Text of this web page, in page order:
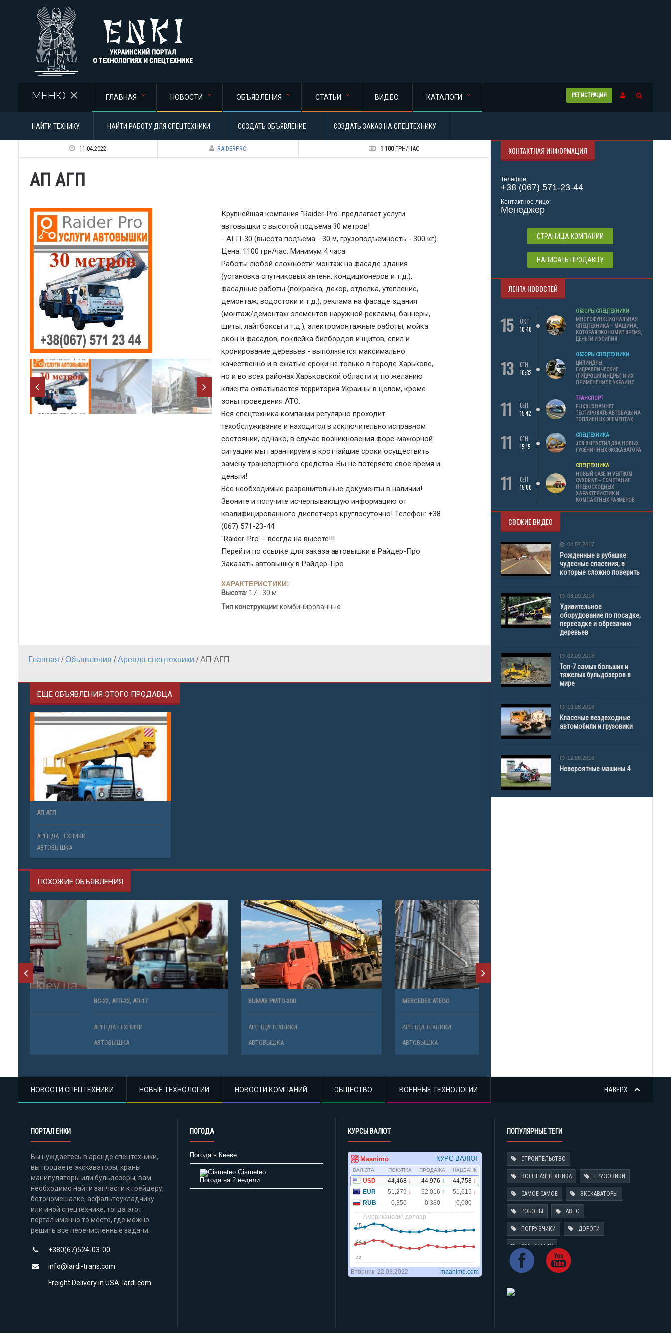
РЕГИСТРАЦИЯ
МЕНЮ ГЛАВНАЯ НОВОСТИ ОБЪЯВЛЕНИЯ СТАТЬИ ВИДЕО КАТАЛОГИ
НАЙТИ ТЕХНИКУ НАЙТИ РАБОТУ ДЛЯ СПЕЦТЕХНИКИ СОЗДАТЬ ОБЪЯВЛЕНИЕ СОЗДАТЬ ЗАКАЗ НА СПЕЦТЕХНИКУ
11.04.2022 RAIDERPRO 1 100 ГРН/ЧАС
АП АГП
Крупнейшая компания "Raider-Pro" предлагает услуги
автовышки с высотой подъема 30 метров!
- АГП-30 (высота подъема - 30 м, грузоподъемность - 300 кг).
Цена: 1100 грн/час. Минимум 4 часа.
Работы любой сложности: монтаж на фасаде здания
(установка спутниковых антенн, кондиционеров и т.д.),
фасадные работы (покраска, декор, отделка, утепление,
демонтаж, водостоки и т.д.), реклама на фасаде здания
(монтаж/демонтаж элементов наружной рекламы, баннеры,
щиты, лайтбоксы и т.д.), электромонтажные работы, мойка
окон и фасадов, поклейка билбордов и щитов, спил и
кронирование деревьев - выполняется максимально
качественно и в сжатые сроки не только в городе Харькове,
но и во всех районах Харьковской области и, по желанию
клиента охватывается территория Украины в целом, кроме
зоны проведения АТО.
Вся спецтехника компании регулярно проходит
техобслуживание и находится в исключительно исправном
состоянии, однако, в случае возникновения форс-мажорной
ситуации мы гарантируем в кротчайшие сроки осуществить
замену транспортного средства. Вы не потеряете свое время и
деньги!
Все необходимые разрешительные документы в наличии!
Звоните и получите исчерпывающую информацию от
квалифицированного диспетчера круглосуточно! Телефон: +38
(067) 571-23-44
"Raider-Pro" - всегда на высоте!!!
Перейти по ссылке для заказа автовышки в Райдер-Про
Заказать автовышку в Райдер-Про
ХАРАКТЕРИСТИКИ:
Высота: 17 - 30 м
Тип конcтрукции: комбинированные
Главная /Объявления /Аренда спецтехники /АП АГП
ЕЩЕ ОБЪЯВЛЕНИЯ ЭТОГО ПРОДАВЦА
АП АГП
АРЕНДА ТЕХНИКИ
АВТОВЫШКА
ПОХОЖИЕ ОБЪЯВЛЕНИЯ
КОНТАКТНАЯ ИНФОРМАЦИЯ
Телефон:
+38 (067) 571-23-44
Контактное лицо:
Менеджер
СТРАНИЦА КОМПАНИИ
НАПИСАТЬ ПРОДАВЦУ
ЛЕНТА НОВОСТЕЙ
15
ОКТ
10:48
ОБЗОРЫ СПЕЦТЕХНИКИ
МНОГОФУНКЦИОНАЛЬНАЯ
СПЕЦТЕХНИКА – МАШИНА,
КОТОРАЯ ЭКОНОМИТ ВРЕМЯ,
ДЕНЬГИ И УСИЛИЯ
13
СЕН
10:32
ОБЗОРЫ СПЕЦТЕХНИКИ
ЦИЛИНДРЫ
ГИДРАВЛИЧЕСКИЕ
(ГИДРОЦИЛИНДРЫ) И ИХ
ПРИМЕНЕНИЕ В УКРАИНЕ
11
СЕН
15:42
ТРАНСПОРТ
FLIXBUS НАЧНЕТ
ТЕСТИРОВАТЬ АВТОБУСЫ НА
ТОПЛИВНЫХ ЭЛЕМЕНТАХ
11
СЕН
15:15
СПЕЦТЕХНИКА
JCB ВЫПУСТИЛ ДВА НОВЫХ
ГУСЕНИЧНЫХ ЭКСКАВАТОРА
11
СЕН
15:00
СПЕЦТЕХНИКА
НОВЫЙ CASE IH VESTRUM
CVXDRIVE – СОЧЕТАНИЕ
ПРЕВОСХОДНЫХ
ХАРАКТЕРИСТИК И
КОМПАКТНЫХ РАЗМЕРОВ
СВЕЖИЕ ВИДЕО
04.07.2017
Рожденные в рубашке:
чудесные спасения, в
которые сложно поверить
08.09.2016
Удивительное
оборудование по посадке,
пересадке и обрезанию
деревьев
02.09.2016
Топ-7 самых больших и
тяжелых бульдозеров в
мире
19.08.2016
Классные вездеходные
автомобили и грузовики
12.08.2016
Невероятные машины 4
НАВЕРХ
НОВОСТИ СПЕЦТЕХНИКИ НОВЫЕ ТЕХНОЛОГИИ НОВОСТИ КОМПАНИЙ ОБЩЕСТВО ВОЕННЫЕ ТЕХНОЛОГИИ
ПОРТАЛ ЕНКИ
Вы нуждаетесь в аренде спецтехники,
вы продаете экскаваторы, краны
манипуляторы или бульдозеры, вам
необходимо найти запчасти к грейдеру,
бетономешалке, асфальтоукладчику
или иной спецтехнике, тогда этот
портал именно то место, где можно
решить все перечисленные задачи.
+380(67)524-03-00
info@lardi-trans.com
Freight Delivery in USA: lardi.com
ПОГОДА
Погода в Киеве
Gismeteo
Погода на 2 недели
КУРСЫ ВАЛЮТ ПОПУЛЯРНЫЕ ТЕГИ
СТРОИТЕЛЬСТВО
ВОЕННАЯ ТЕХНИКА ГРУЗОВИКИ
САМОЕ-САМОЕ ЭКСКАВАТОРЫ
РОБОТЫ АВТО
ПОГРУЗЧИКИ ДОРОГИ
CATERPILLAR